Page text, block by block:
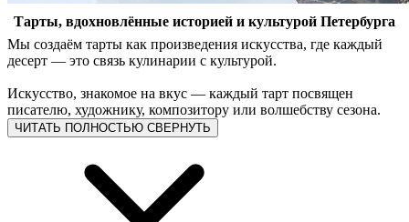
Тарты, вдохновлённые историей и культурой Петербурга
Мы создаём тарты как произведения искусства, где каждый
десерт — это связь кулинарии с культурой.
Искусство, знакомое на вкус — каждый тарт посвящен
писателю, художнику, композитору или волшебству сезона.
ЧИТАТЬ ПОЛНОСТЬЮ СВЕРНУТЬ